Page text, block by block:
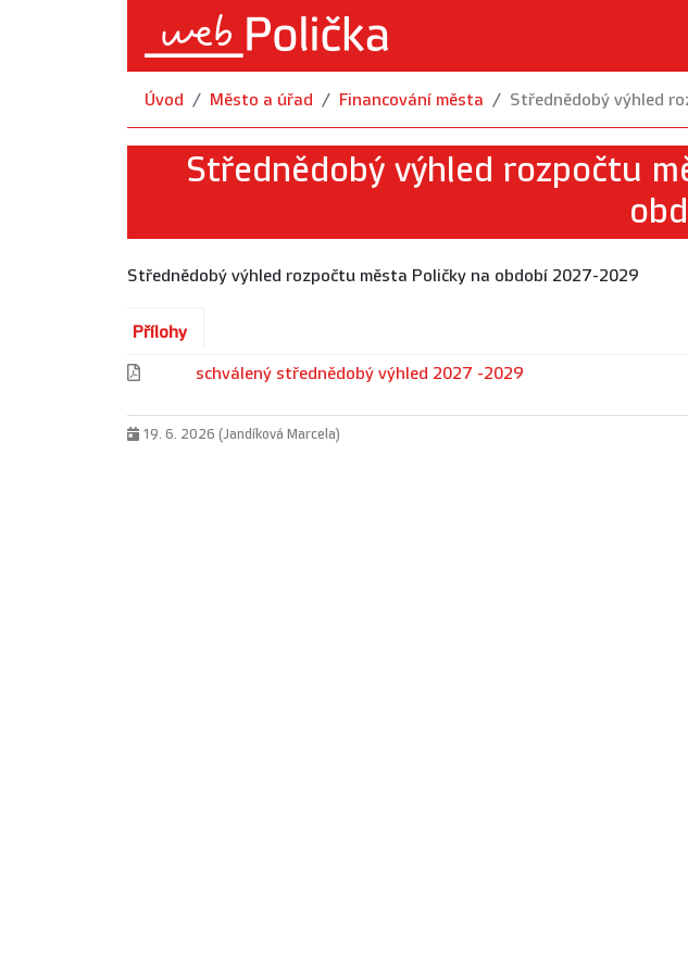
Úvod Město a úřad Financování města Střednědobý výhled
Střednědobý výhled rozpočtu
Střednědobý výhled rozpočtu města Poličky na období 2027-2029
Přílohy
schválený střednědobý výhled 2027 -2029
19. 6. 2026 (Jandíková Marcela)